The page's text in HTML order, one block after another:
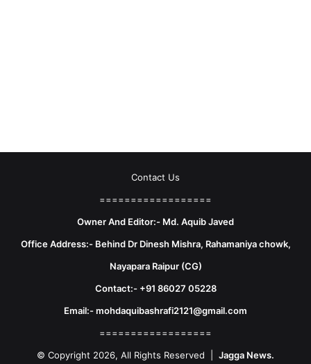
Contact Us
==================
Owner And Editor:- Md. Aquib Javed
Office Address:- Behind Dr Dinesh Mishra, Rahamaniya chowk,
Nayapara Raipur (CG)
Contact:- +91 86027 05228
Email:- mohdaquibashrafi2121@gmail.com
==================
© Copyright 2026, All Rights Reserved | Jagga News.